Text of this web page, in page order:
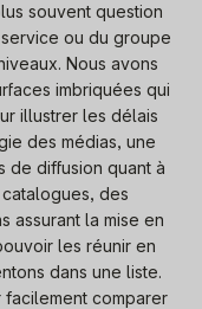
souvent question
ou du groupe
Nous avons
imbriquées qui
illustrer les délais
des médias, une
de diffusion quant à
des
assurant la mise en
les réunir en
dans une liste.
comparer